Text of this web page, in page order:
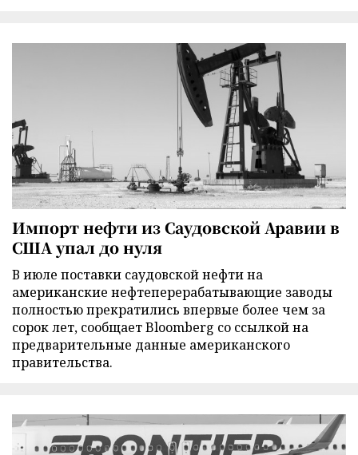
Импорт нефти из Саудовской Аравии в
США упал до нуля
В июле поставки саудовской нефти на
американские нефтеперерабатывающие заводы
полностью прекратились впервые более чем за
сорок лет, сообщает Bloomberg со ссылкой на
предварительные данные американского
правительства.